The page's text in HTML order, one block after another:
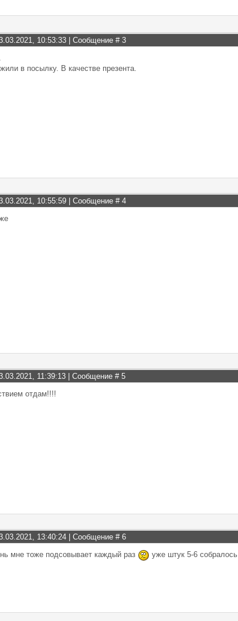
10:53:33 | Сообщение # 3
в посылку. В качестве презента.
10:55:59 | Сообщение # 4
11:39:13 | Сообщение # 5
отдам!!!!
13:40:24 | Сообщение # 6
мне тоже подсовывает каждый раз уже штук 5-6 собралось